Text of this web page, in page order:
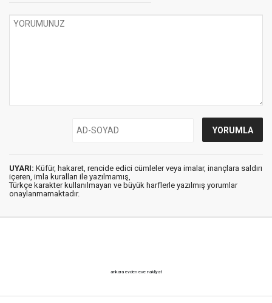
UYARI: Küfür, hakaret, rencide edici cümleler veya imalar, inançlara saldırı
içeren, imla kuralları ile yazılmamış,
Türkçe karakter kullanılmayan ve büyük harflerle yazılmış yorumlar
onaylanmamaktadır.
ankara evden eve nakliyat